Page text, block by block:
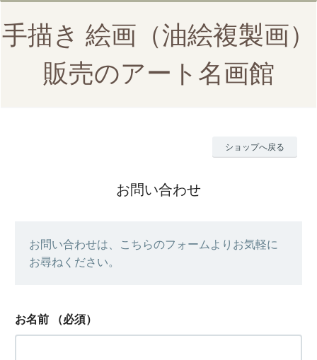
手描き 絵画（油絵複製画）
販売のアート名画館
ショップへ戻る
お問い合わせ
お問い合わせは、こちらのフォームよりお気軽に
お尋ねください。
お名前 （必須）